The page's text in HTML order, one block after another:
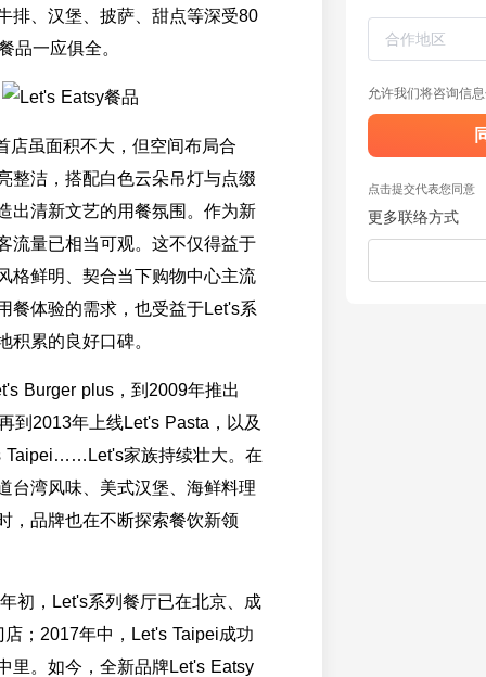
排、汉堡、披萨、甜点等深受80
品一应俱全。
店虽面积不大，但空间布局合
整洁，搭配白色云朵吊灯与点缀
出清新文艺的用餐氛围。作为新
流量已相当可观。这不仅得益于
格鲜明、契合当下购物中心主流
餐体验的需求，也受益于Let's系
积累的良好口碑。
Burger plus，到2009年推出
到2013年上线Let's Pasta，以及
Taipei……Let's家族持续壮大。在
台湾风味、美式汉堡、海鲜料理
，品牌也在不断探索餐饮新领
初，Let's系列餐厅已在北京、成
；2017年中，Let's Taipei成功
里。如今，全新品牌Let's Eatsy
允许我们将咨询信
点击提交代表您同意
更多联络方式